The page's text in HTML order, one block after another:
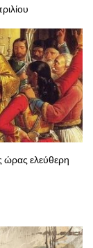
ώρας ελεύθερη